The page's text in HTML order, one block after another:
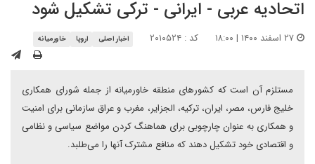
اتحادیه عربی - ایرانی - ترکی تشکیل شود
کد : ۲۰۱۰۵۲۴ اخبار اصلی اروپا خاورمیانه
مستلزم آن است که کشورهای منطقه خاورمیانه از جمله شورای همکاری
خلیج فارس، مصر، ایران، ترکیه، الجزایر، مغرب و عراق سازمانی برای امنیت
و همکاری به عنوان چارچوبی برای هماهنگ کردن مواضع سیاسی و نظامی
و اقتصادی خود تشکیل دهند که منافع مشترک آنها را می‌طلبد.